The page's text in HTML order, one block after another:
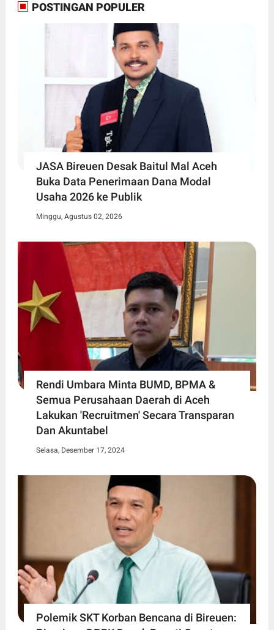
POSTINGAN POPULER
JASA Bireuen Desak Baitul Mal Aceh
Buka Data Penerimaan Dana Modal
Usaha 2026 ke Publik
Minggu, Agustus 02, 2026
Rendi Umbara Minta BUMD, BPMA &
Semua Perusahaan Daerah di Aceh
Lakukan 'Recruitmen' Secara Transparan
Dan Akuntabel
Selasa, Desember 17, 2024
Polemik SKT Korban Bencana di Bireuen: